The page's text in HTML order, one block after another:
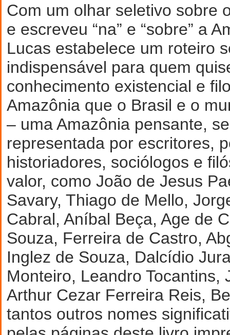
Com um olhar seletivo sobre
e escreveu “na” e “sobre” a
Lucas estabelece um roteiro
indispensável para quem
conhecimento existencial e
Amazônia que o Brasil e o
– uma Amazônia pensante,
representada por escritores,
historiadores, sociólogos e
valor, como João de Jesus
Savary, Thiago de Mello,
Cabral, Aníbal Beça, Age de
Souza, Ferreira de Castro,
Inglez de Souza, Dalcídio
Monteiro, Leandro Tocantins,
Arthur Cezar Ferreira Reis,
tantos outros nomes